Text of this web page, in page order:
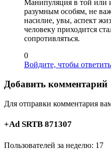
Манипуляция в той или
разумным особям, не
насилие, увы, аспект
человеку приходится
сопротивляться.
0
Войдите, чтобы ответить
Добавить комментарий
Для отправки комментария
+Ad SRTB 871307
Пользователей за неделю: 17